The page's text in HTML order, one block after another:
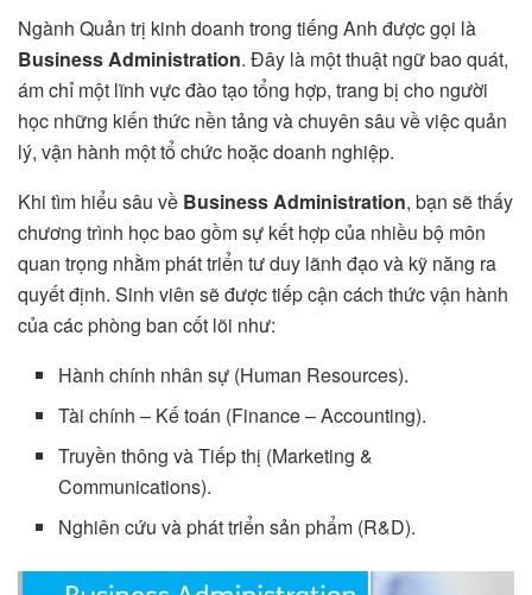
Ngành Quản trị kinh doanh trong tiếng Anh được gọi là
Business Administration. Đây là một thuật ngữ bao quát,
ám chỉ một lĩnh vực đào tạo tổng hợp, trang bị cho người
học những kiến thức nền tảng và chuyên sâu về việc quản
lý, vận hành một tổ chức hoặc doanh nghiệp.
Khi tìm hiểu sâu về Business Administration, bạn sẽ thấy
chương trình học bao gồm sự kết hợp của nhiều bộ môn
quan trọng nhằm phát triển tư duy lãnh đạo và kỹ năng ra
quyết định. Sinh viên sẽ được tiếp cận cách thức vận hành
của các phòng ban cốt lõi như:
Hành chính nhân sự (Human Resources).
Tài chính – Kế toán (Finance – Accounting).
Truyền thông và Tiếp thị (Marketing &
Communications).
Nghiên cứu và phát triển sản phẩm (R&D).